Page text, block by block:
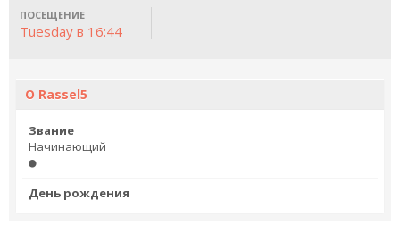
ПОСЕЩЕНИЕ
Tuesday в 16:44
О Rassel5
Звание
Начинающий
День рождения